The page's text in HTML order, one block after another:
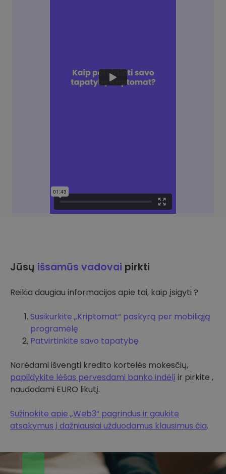
Jūsų išsamūs vadovai pirkti
Reikia daugiau informacijos apie tai, kaip įsigyti ?
Susikurkite „Kriptomat“ paskyrą per mobiliąją
programėlę
Patvirtinkite savo tapatybę
Norėdami išvengti kredito kortelės mokesčių,
papildykite lėšas pervesdami banko indėlį ir pirkite ,
naudodami EURO likutį.
Sužinokite apie „Web3“ pagrindus ir gaukite
atsakymus į dažniausiai užduodamus klausimus čia.